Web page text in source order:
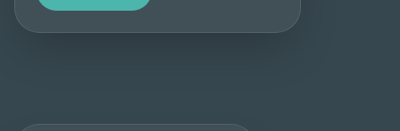
Vezi detalii